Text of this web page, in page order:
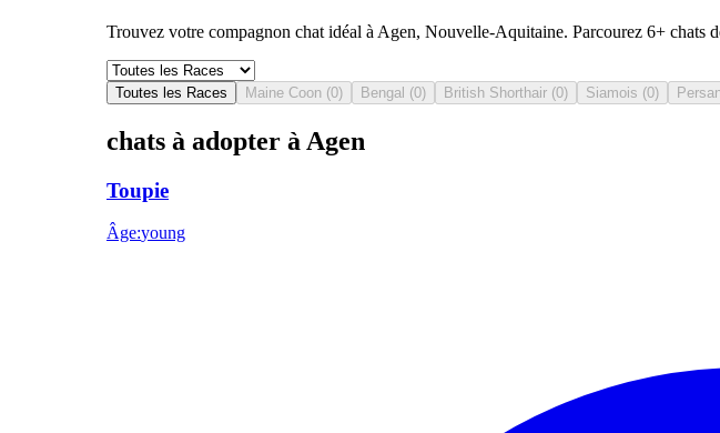
Trouvez votre compagnon chat idéal à Agen, Nouvelle-Aquitaine. Parcourez 6+ chats
Toutes les Races Maine Coon (0) Bengal (0) British Shorthair (0) Siamois (0)
chats à adopter à Agen
Toupie
Âge:young